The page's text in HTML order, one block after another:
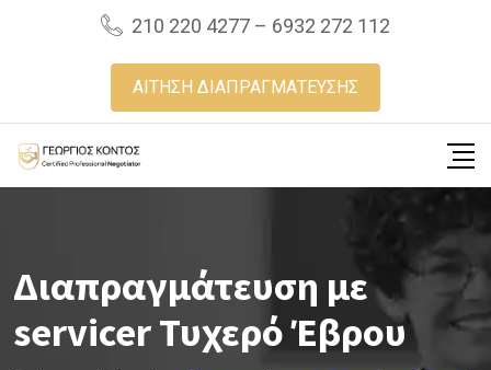
210 220 4277 – 6932 272 112
ΑΙΤΗΣΗ ΔΙΑΠΡΑΓΜΑΤΕΥΣΗΣ
Διαπραγμάτευση με
servicer Τυχερό Έβρου